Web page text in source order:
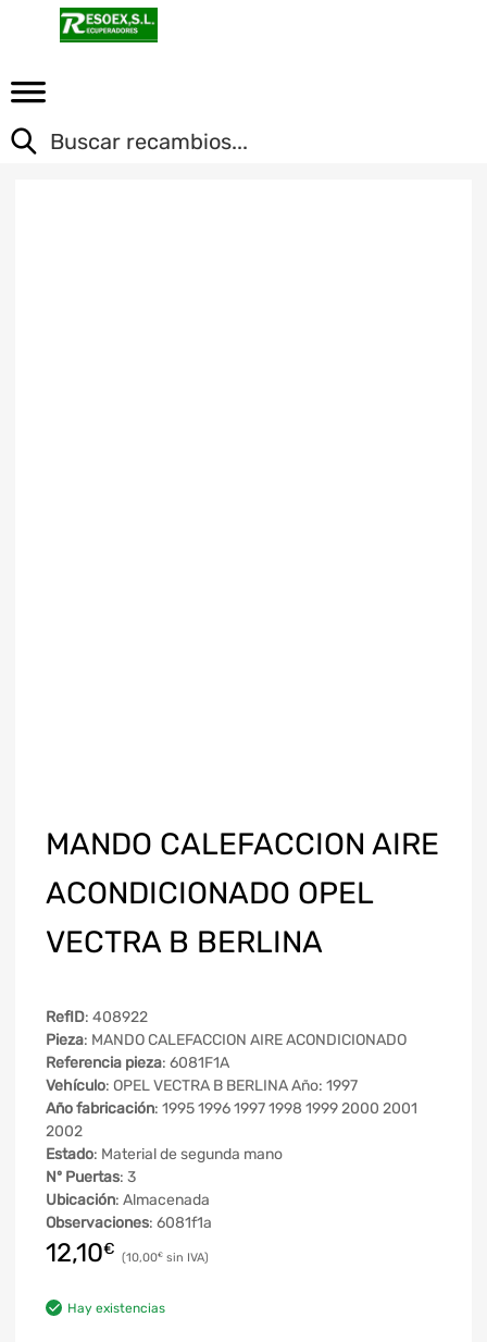
MANDO CALEFACCION AIRE
ACONDICIONADO OPEL
VECTRA B BERLINA
RefID: 408922
Pieza: MANDO CALEFACCION AIRE ACONDICIONADO
Referencia pieza: 6081F1A
Vehículo: OPEL VECTRA B BERLINA Año: 1997
Año fabricación: 1995 1996 1997 1998 1999 2000 2001
2002
Estado: Material de segunda mano
Nº Puertas: 3
Ubicación: Almacenada
Observaciones: 6081f1a
12,10€ 10,00€
Hay existencias